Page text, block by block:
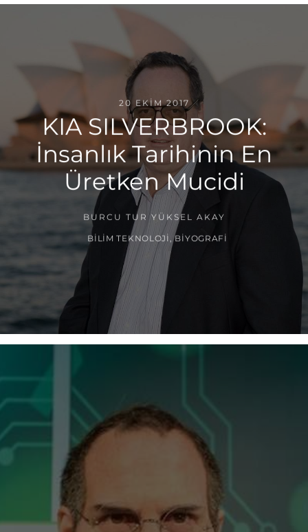
20 EKIM 2017
KIA SILVERBROOK:
İnsanlık Tarihinin En
Üretken Mucidi
BURCU TUR YÜKSEL AKAY
BILIM TEKNOLOJI ,BIYOGRAFI